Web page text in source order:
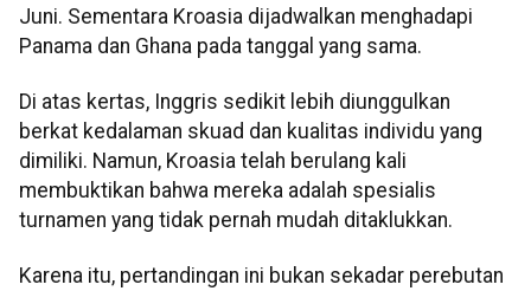
Juni. Sementara Kroasia dijadwalkan menghadapi
Panama dan Ghana pada tanggal yang sama.
Di atas kertas, Inggris sedikit lebih diunggulkan
berkat kedalaman skuad dan kualitas individu yang
dimiliki. Namun, Kroasia telah berulang kali
membuktikan bahwa mereka adalah spesialis
turnamen yang tidak pernah mudah ditaklukkan.
Karena itu, pertandingan ini bukan sekadar perebutan